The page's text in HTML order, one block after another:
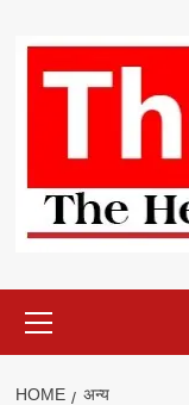
content
Menu
HOME अन्य